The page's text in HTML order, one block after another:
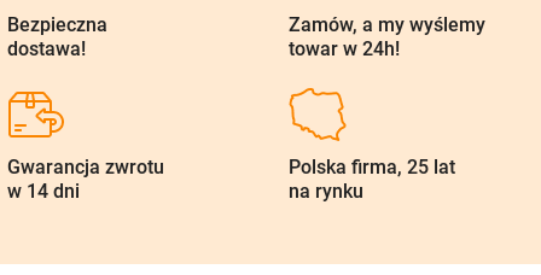
Bezpieczna
dostawa!
Zamów, a my wyślemy
towar w 24h!
Gwarancja zwrotu
w 14 dni
Polska firma, 25 lat
na rynku